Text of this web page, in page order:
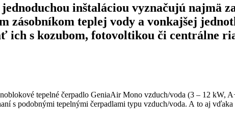
inštaláciou vyznačujú najmä
teplej vody a vonkajšej
ich s kozubom, fotovoltikou či centrálne
tepelné čerpadlo GeniaAir Mono vzduch/voda (3 – 12 kW,
s podobnými tepelnými čerpadlami typu vzduch/voda. A to aj